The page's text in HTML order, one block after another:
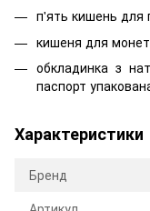
п'ять кишень для
кишеня для монет
обкладинка з
паспорт
Характеристики
Бренд